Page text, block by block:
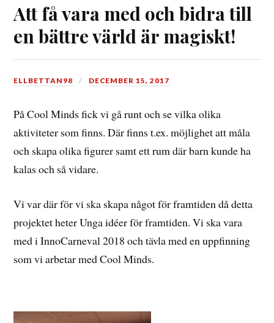
Att få vara med och bidra till
en bättre värld är magiskt!
ELLBETTAN98 DECEMBER 15, 2017
På Cool Minds fick vi gå runt och se vilka olika
aktiviteter som finns. Där finns t.ex. möjlighet att måla
och skapa olika figurer samt ett rum där barn kunde ha
kalas och så vidare.
Vi var där för vi ska skapa något för framtiden då detta
projektet heter Unga idéer för framtiden. Vi ska vara
med i InnoCarneval 2018 och tävla med en uppfinning
som vi arbetar med Cool Minds.